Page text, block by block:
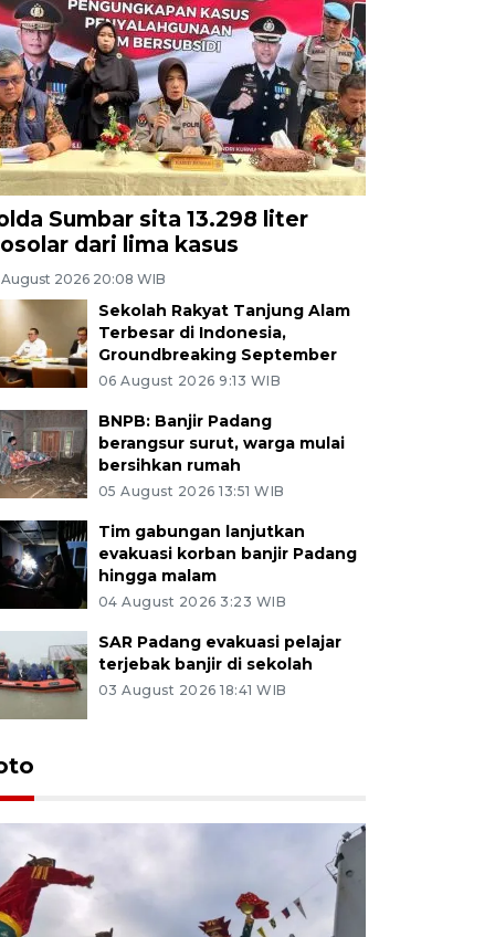
Sumbar sita 13.298 liter
dari lima kasus
2026 20:08 WIB
Sekolah Rakyat Tanjung Alam
Terbesar di Indonesia,
Groundbreaking September
06 August 2026 9:13 WIB
BNPB: Banjir Padang
berangsur surut, warga mulai
bersihkan rumah
05 August 2026 13:51 WIB
Tim gabungan lanjutkan
evakuasi korban banjir Padang
hingga malam
04 August 2026 3:23 WIB
SAR Padang evakuasi pelajar
terjebak banjir di sekolah
03 August 2026 18:41 WIB